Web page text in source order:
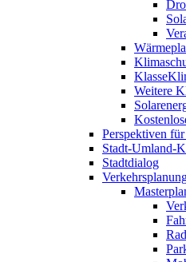
Weitere
Perspektiven
Stadt-Umland-
Stadtdialog